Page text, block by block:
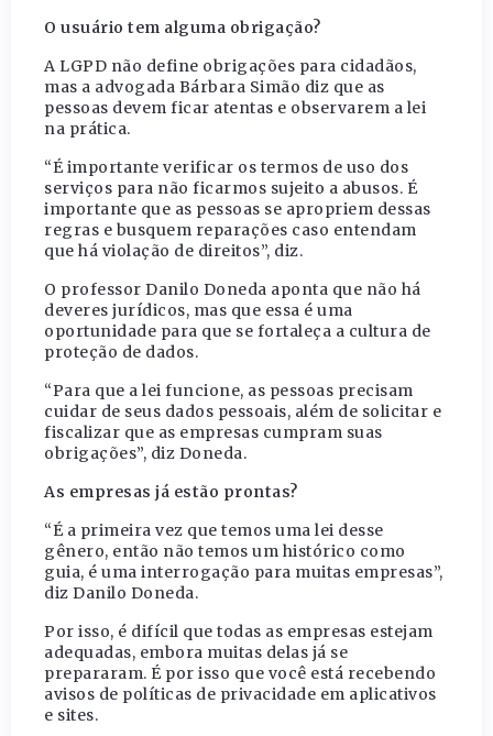
O usuário tem alguma obrigação?
A LGPD não define obrigações para cidadãos,
mas a advogada Bárbara Simão diz que as
pessoas devem ficar atentas e observarem a lei
na prática.
“É importante verificar os termos de uso dos
serviços para não ficarmos sujeito a abusos. É
importante que as pessoas se apropriem dessas
regras e busquem reparações caso entendam
que há violação de direitos”, diz.
O professor Danilo Doneda aponta que não há
deveres jurídicos, mas que essa é uma
oportunidade para que se fortaleça a cultura de
proteção de dados.
“Para que a lei funcione, as pessoas precisam
cuidar de seus dados pessoais, além de solicitar e
fiscalizar que as empresas cumpram suas
obrigações”, diz Doneda.
As empresas já estão prontas?
“É a primeira vez que temos uma lei desse
gênero, então não temos um histórico como
guia, é uma interrogação para muitas empresas”,
diz Danilo Doneda.
Por isso, é difícil que todas as empresas estejam
adequadas, embora muitas delas já se
prepararam. É por isso que você está recebendo
avisos de políticas de privacidade em aplicativos
e sites.